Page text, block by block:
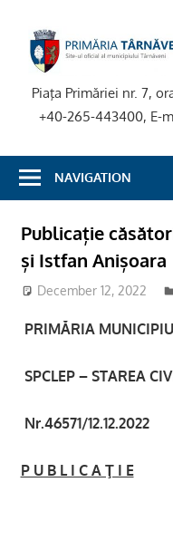
content
Piaţa Primăriei nr. 7,
+40-265-443400, E-
NAVIGATION
Publicație
și Istfan Anișoara
December 12, 2022
PRIMĂRIA
SPCLEP – STAREA
Nr.46571/12.12.2022
P U B L I C A Ţ I E